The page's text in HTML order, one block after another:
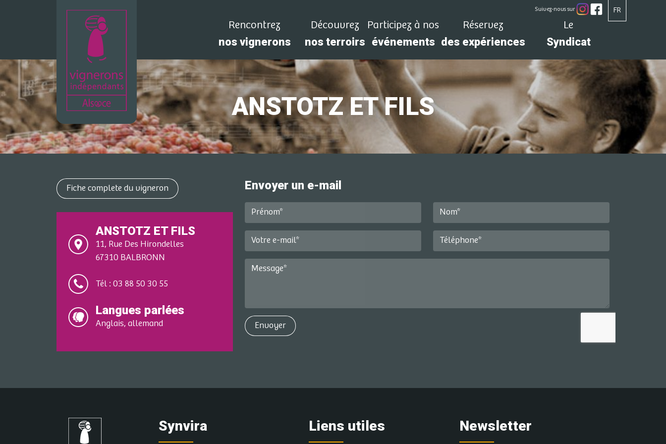
Rencontrez
nos vignerons
Découvrez
nos terroirs
Participez à nos
événements
Réservez
des expériences
Le
Syndicat
Suivez-nous sur FR
ANSTOTZ ET FILS
Fiche complete du vigneron
ANSTOTZ ET FILS
11, Rue Des Hirondelles
67310 BALBRONN
Tél : 03 88 50 30 55
Langues parlées
Anglais, allemand
Envoyer un e-mail
Prénom* Nom*
Votre e-mail* Téléphone*
Message*
Synvira Liens utiles Newsletter